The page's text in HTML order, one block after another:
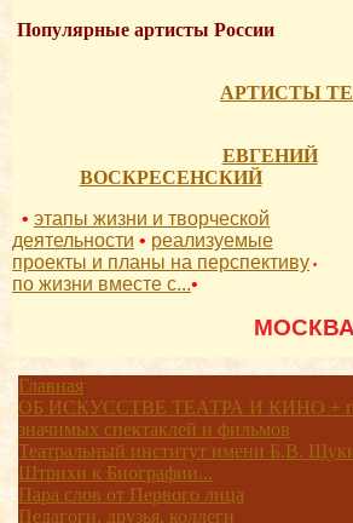
Популярные артисты России
АРТИСТЫ
ЕВГЕНИЙ
ВОСКРЕСЕНСКИЙ
• этапы жизни и творческой
деятельности • реализуемые
проекты и планы на перспективу •
по жизни вместе с...•
          МОСКВА
Главная
ОБ ИСКУССТВЕ ТЕАТРА И КИНО +
значимых спектаклей и фильмов
Театральный институт имени Б.В.
Штрихи к Биографии...
Пара слов от Первого лица
Педагоги, друзья, коллеги